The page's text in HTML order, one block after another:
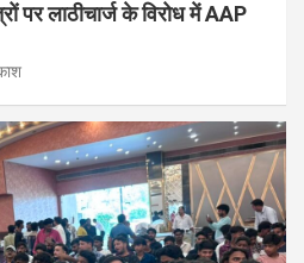
पर लाठीचार्ज के विरोध में AAP